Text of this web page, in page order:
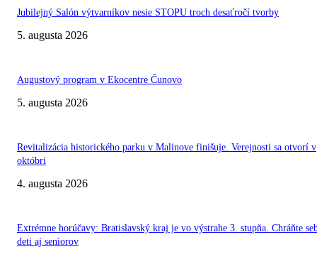
Jubilejný Salón výtvarníkov nesie STOPU troch desaťročí tvorby
5. augusta 2026
Augustový program v Ekocentre Čunovo
5. augusta 2026
Revitalizácia historického parku v Malinove finišuje. Verejnosti sa otvorí v
októbri
4. augusta 2026
Extrémne horúčavy: Bratislavský kraj je vo výstrahe 3. stupňa. Chráňte
deti aj seniorov